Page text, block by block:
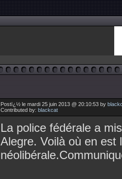
Postï¿½ le mardi 25 juin 2013 @ 20:10:53 by
Contributed by: blackcat
La police fédérale a
Alegre. Voilà où en est